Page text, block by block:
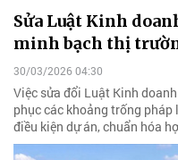
Sửa Luật Kinh
minh bạch thị
30/03/2026 04:30
Việc sửa đổi Luật Kinh
phục các khoảng trống
điều kiện dự án, chuẩn hóa